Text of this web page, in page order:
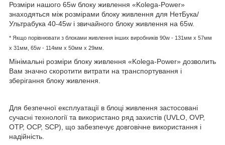
Розміри нашого 65w блоку живлення «Kolega-Power»
знаходяться між розмірами блоку живлення для НетБука/
Ультрабука 40-45w і звичайного блоку живлення на 65w.
* Якщо порівнювати з блоками живлення інших виробників 90w - 131мм x 57мм
x 31мм, 65w - 114мм х 50мм x 29мм.
Мінімальні розміри блоку живлення «Kolega-Power» дозволить
Вам значно скоротити витрати на транспортування і
зберігання блоку живлення.
Для безпечної експлуатації в блоці живлення застосовані
сучасні технології та використано ряд захистів (UVLO, OVP,
OTP, OCP, SCP), що забезпечує довговічне використання і
надійність.